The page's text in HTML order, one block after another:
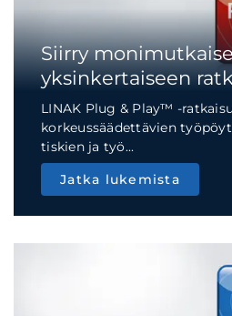
Siirry
yksinkertaiseen
LINAK Plug & Play™ -
korkeussäädettävien
tiskien ja työ...
Jatka lukemista